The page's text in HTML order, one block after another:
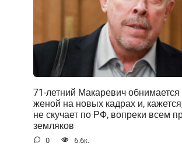
71-летний Макаревич
женой на новых кадрах и,
не скучает по РФ, вопреки всем
земляков
0 6.6к.